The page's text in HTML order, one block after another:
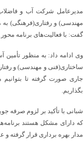
مدیرعامل شرکت آب و
مهندسی) و رفتاری(فرهنگی)
گفت: با فعالیت‌های برنامه
وی ادامه داد: به منظور
ساختاری(فنی و مهندسی) و
جاری صورت گرفته تا
بگذاریم.
شبانی با تأکید بر لزوم صرفه
که دارای مشکل هستند
مدار بهره برداری قرار گرفته